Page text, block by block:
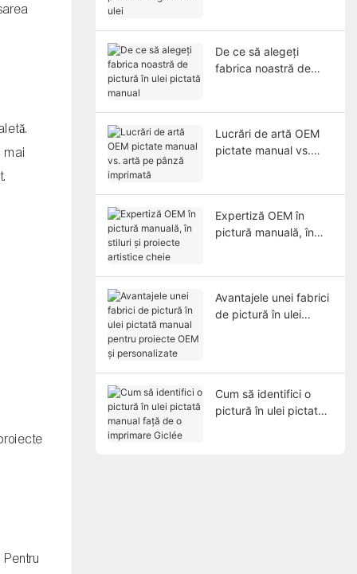
mai
De ce să alegeți
fabrica noastră de
Lucrări de artă OEM
pictate manual vs.
Expertiză OEM în
pictură manuală, în
Avantajele unei fabrici
de pictură în ulei
Cum să identifici o
pictură în ulei pictată